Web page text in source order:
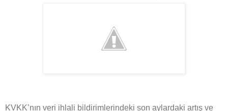
KVKK’nın veri ihlali bildirimlerindeki son aylardaki artış ve